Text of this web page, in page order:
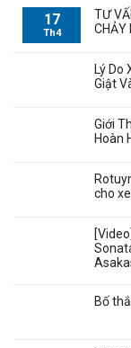
17
Th4
TƯ
CHẢY
Lý Do
Giật
Giới
Hoàn
cho
Bố